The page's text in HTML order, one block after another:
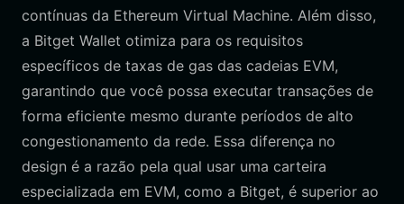
contínuas da Ethereum Virtual Machine. Além disso,
a Bitget Wallet otimiza para os requisitos
específicos de taxas de gas das cadeias EVM,
garantindo que você possa executar transações de
forma eficiente mesmo durante períodos de alto
congestionamento da rede. Essa diferença no
design é a razão pela qual usar uma carteira
especializada em EVM, como a Bitget, é superior ao